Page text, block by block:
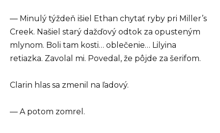
— Minulý týždeň išiel Ethan chytať ryby pri Miller’s
Creek. Našiel starý dažďový odtok za opusteným
mlynom. Boli tam kosti… oblečenie… Lilyina
retiazka. Zavolal mi. Povedal, že pôjde za šerifom.
Clarin hlas sa zmenil na ľadový.
— A potom zomrel.